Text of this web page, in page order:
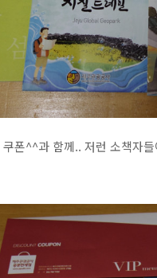
폰^^과 함께.. 저런 소책자